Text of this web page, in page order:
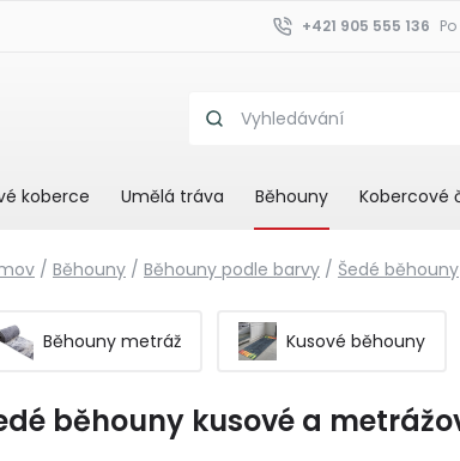
+421 905 555 136
koberce Umělá tráva Běhouny Kobercové
/ Běhouny / Běhouny podle barvy / Šedé běhouny
Běhouny metráž Kusové běhouny
běhouny kusové a